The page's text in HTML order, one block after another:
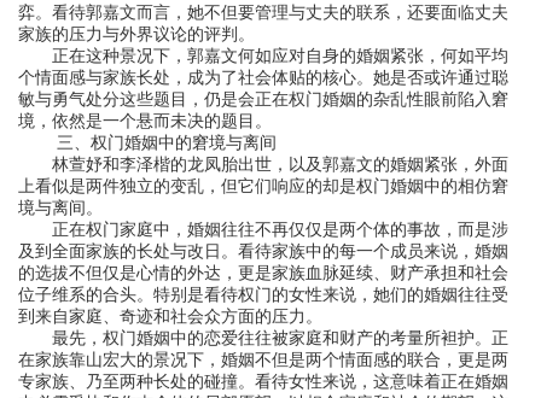
弈。看待郭嘉文而言，她不但要管理与丈夫的联系，还要面临丈夫
家族的压力与外界议论的评判。
正在这种景况下，郭嘉文何如应对自身的婚姻紧张，何如平均
个情面感与家族长处，成为了社会体贴的核心。她是否或许通过聪
敏与勇气处分这些题目，仍是会正在权门婚姻的杂乱性眼前陷入窘
境，依然是一个悬而未决的题目。
三、权门婚姻中的窘境与离间
林萱妤和李泽楷的龙凤胎出世，以及郭嘉文的婚姻紧张，外面
上看似是两件独立的变乱，但它们响应的却是权门婚姻中的相仿窘
境与离间。
正在权门家庭中，婚姻往往不再仅仅是两个体的事故，而是涉
及到全面家族的长处与改日。看待家族中的每一个成员来说，婚姻
的选拔不但仅是心情的外达，更是家族血脉延续、财产承担和社会
位子维系的合头。特别是看待权门的女性来说，她们的婚姻往往受
到来自家庭、奇迹和社会众方面的压力。
最先，权门婚姻中的恋爱往往被家庭和财产的考量所袒护。正
在家族靠山宏大的景况下，婚姻不但是两个情面感的联合，更是两
专家族、乃至两种长处的碰撞。看待女性来说，这意味着正在婚姻